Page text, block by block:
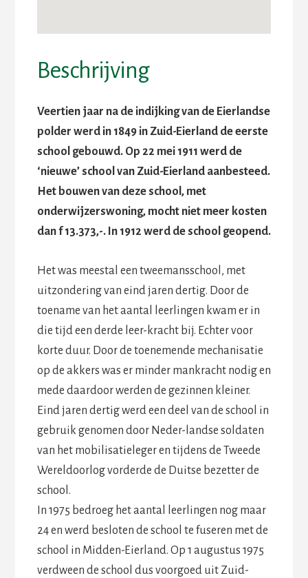
Beschrijving
Veertien jaar na de indijking van de Eierlandse
polder werd in 1849 in Zuid-Eierland de eerste
school gebouwd. Op 22 mei 1911 werd de
‘nieuwe’ school van Zuid-Eierland aanbesteed.
Het bouwen van deze school, met
onderwijzerswoning, mocht niet meer kosten
dan f 13.373,-. In 1912 werd de school geopend.
Het was meestal een tweemansschool, met
uitzondering van eind jaren dertig. Door de
toename van het aantal leerlingen kwam er in
die tijd een derde leer-kracht bij. Echter voor
korte duur. Door de toenemende mechanisatie
op de akkers was er minder mankracht nodig en
mede daardoor werden de gezinnen kleiner.
Eind jaren dertig werd een deel van de school in
gebruik genomen door Neder-landse soldaten
van het mobilisatieleger en tijdens de Tweede
Wereldoorlog vorderde de Duitse bezetter de
school.
In 1975 bedroeg het aantal leerlingen nog maar
24 en werd besloten de school te fuseren met de
school in Midden-Eierland. Op 1 augustus 1975
verdween de school dus voorgoed uit Zuid-